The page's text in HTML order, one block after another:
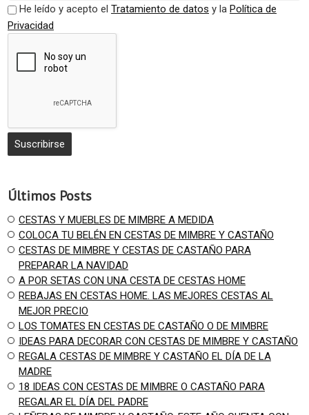
He leído y acepto el Tratamiento de datos y la Política de
Privacidad
Últimos Posts
CESTAS Y MUEBLES DE MIMBRE A MEDIDA
COLOCA TU BELÉN EN CESTAS DE MIMBRE Y CASTAÑO
CESTAS DE MIMBRE Y CESTAS DE CASTAÑO PARA
PREPARAR LA NAVIDAD
A POR SETAS CON UNA CESTA DE CESTAS HOME
REBAJAS EN CESTAS HOME. LAS MEJORES CESTAS AL
MEJOR PRECIO
LOS TOMATES EN CESTAS DE CASTAÑO O DE MIMBRE
IDEAS PARA DECORAR CON CESTAS DE MIMBRE Y CASTAÑO
REGALA CESTAS DE MIMBRE Y CASTAÑO EL DÍA DE LA
MADRE
18 IDEAS CON CESTAS DE MIMBRE O CASTAÑO PARA
REGALAR EL DÍA DEL PADRE